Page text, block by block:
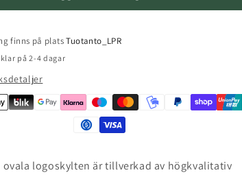
finns på platsTuotanto_LPR
på 2-4 dagar
ovala logoskylten är tillverkad av högkvalitativ